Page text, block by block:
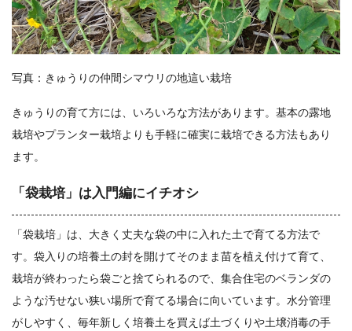
写真：きゅうりの仲間シマウリの地這い栽培
きゅうりの育て方には、いろいろな方法があります。基本の露地
栽培やプランター栽培よりも手軽に確実に栽培できる方法もあり
ます。
「袋栽培」は入門編にイチオシ
「袋栽培」は、大きく丈夫な袋の中に入れた土で育てる方法で
す。袋入りの培養土の封を開けてそのまま苗を植え付けて育て、
栽培が終わったら袋ごと捨てられるので、集合住宅のベランダの
ような汚せない狭い場所で育てる場合に向いています。水分管理
がしやすく、毎年新しく培養土を買えば土づくりや土壌消毒の手